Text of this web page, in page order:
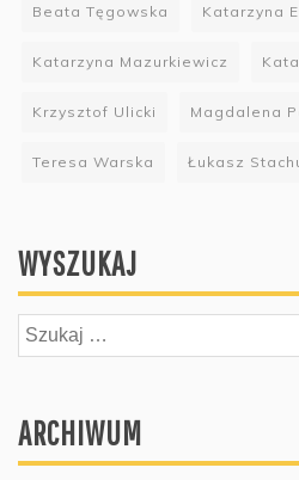
Beata Tęgowska Katarzyna
Katarzyna Mazurkiewicz
Krzysztof Ulicki Magdalena
Teresa Warska Łukasz
WYSZUKAJ
Szukaj:
ARCHIWUM